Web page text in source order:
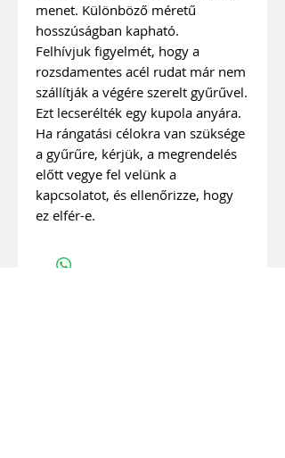
menet. Különböző méretű
hosszúságban kapható.
Felhívjuk figyelmét, hogy a
rozsdamentes acél rudat már nem
szállítják a végére szerelt gyűrűvel.
Ezt lecserélték egy kupola anyára.
Ha rángatási célokra van szüksége
a gyűrűre, kérjük, a megrendelés
előtt vegye fel velünk a
kapcsolatot, és ellenőrizze, hogy
ez elfér-e.